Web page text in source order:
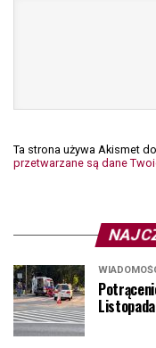
Ta strona używa Akismet
przetwarzane są dane